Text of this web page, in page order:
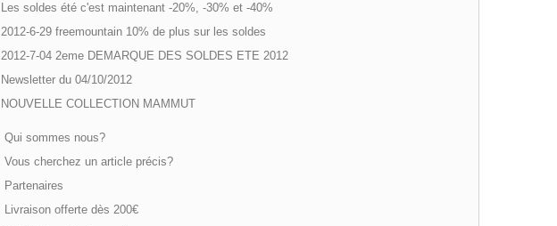
Les soldes été c'est maintenant -20%, -30% et -40%
2012-6-29 freemountain 10% de plus sur les soldes
2012-7-04 2eme DEMARQUE DES SOLDES ETE 2012
Newsletter du 04/10/2012
NOUVELLE COLLECTION MAMMUT
Qui sommes nous?
Vous cherchez un article précis?
Partenaires
Livraison offerte dès 200€